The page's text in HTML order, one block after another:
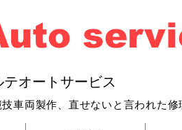
テオートサービス
技車両製作、直せないと言われた修